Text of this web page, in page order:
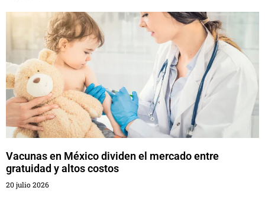
Vacunas en México dividen el mercado entre
gratuidad y altos costos
20 julio 2026